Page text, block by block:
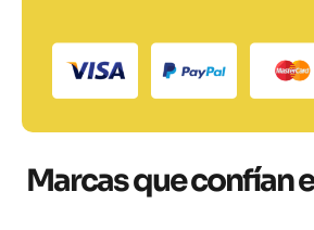
Marcas que confían